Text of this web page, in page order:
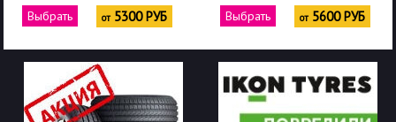
Выбрать от5300 РУБ Выбрать от5600 РУБ